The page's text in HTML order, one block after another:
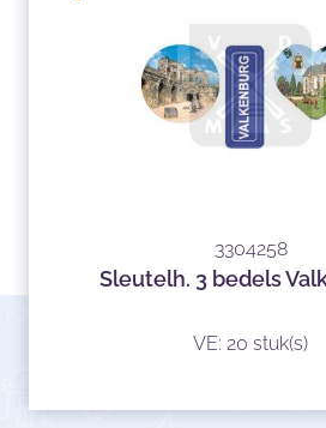
3304258
Sleutelh. 3 bedels
VE: 20 stuk(s)